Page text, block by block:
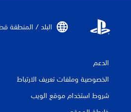
البلد / المنطقة
الدعم
الخصوصية وملفات تعريف الارتباط
شروط استخدام موقع الويب